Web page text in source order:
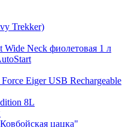
Trekker)
Neck фиолетовая 1 л
Eiger USB Rechargeable
8L
цацка"